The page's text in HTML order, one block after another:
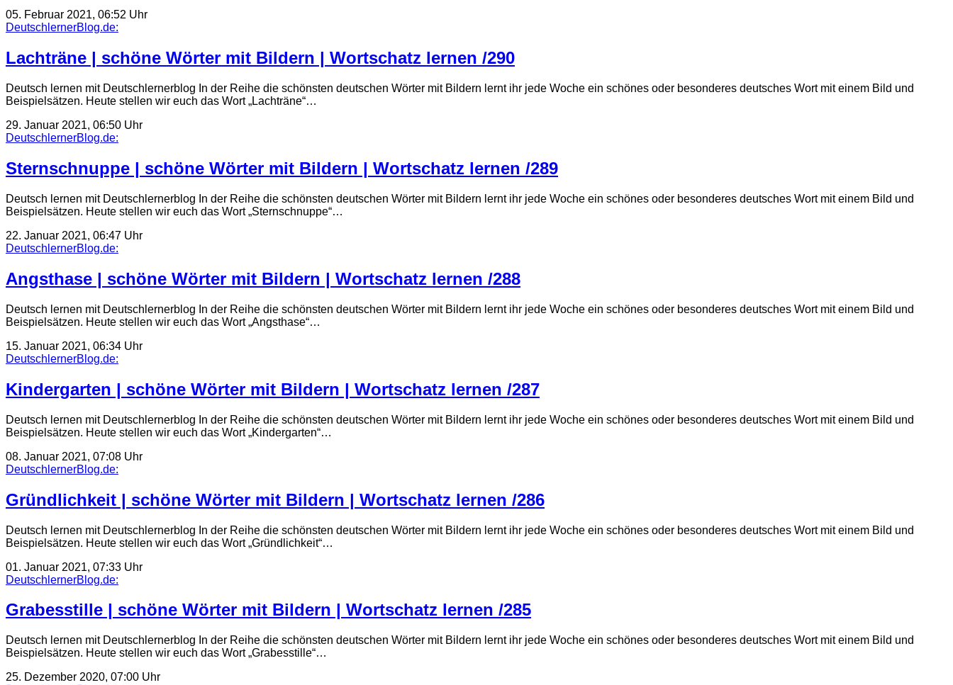
05. Februar 2021, 06:52 Uhr
DeutschlernerBlog.de:
Lachträne | schöne Wörter mit Bildern | Wortschatz lernen /290
Deutsch lernen mit Deutschlernerblog In der Reihe die schönsten deutschen Wörter mit Bildern lernt ihr jede Woche ein schönes oder besonderes deutsches Wort mit einem Bild und
Beispielsätzen. Heute stellen wir euch das Wort „Lachträne“…
29. Januar 2021, 06:50 Uhr
DeutschlernerBlog.de:
Sternschnuppe | schöne Wörter mit Bildern | Wortschatz lernen /289
Deutsch lernen mit Deutschlernerblog In der Reihe die schönsten deutschen Wörter mit Bildern lernt ihr jede Woche ein schönes oder besonderes deutsches Wort mit einem Bild und
Beispielsätzen. Heute stellen wir euch das Wort „Sternschnuppe“…
22. Januar 2021, 06:47 Uhr
DeutschlernerBlog.de:
Angsthase | schöne Wörter mit Bildern | Wortschatz lernen /288
Deutsch lernen mit Deutschlernerblog In der Reihe die schönsten deutschen Wörter mit Bildern lernt ihr jede Woche ein schönes oder besonderes deutsches Wort mit einem Bild und
Beispielsätzen. Heute stellen wir euch das Wort „Angsthase“…
15. Januar 2021, 06:34 Uhr
DeutschlernerBlog.de:
Kindergarten | schöne Wörter mit Bildern | Wortschatz lernen /287
Deutsch lernen mit Deutschlernerblog In der Reihe die schönsten deutschen Wörter mit Bildern lernt ihr jede Woche ein schönes oder besonderes deutsches Wort mit einem Bild und
Beispielsätzen. Heute stellen wir euch das Wort „Kindergarten“…
08. Januar 2021, 07:08 Uhr
DeutschlernerBlog.de:
Gründlichkeit | schöne Wörter mit Bildern | Wortschatz lernen /286
Deutsch lernen mit Deutschlernerblog In der Reihe die schönsten deutschen Wörter mit Bildern lernt ihr jede Woche ein schönes oder besonderes deutsches Wort mit einem Bild und
Beispielsätzen. Heute stellen wir euch das Wort „Gründlichkeit“…
01. Januar 2021, 07:33 Uhr
DeutschlernerBlog.de:
Grabesstille | schöne Wörter mit Bildern | Wortschatz lernen /285
Deutsch lernen mit Deutschlernerblog In der Reihe die schönsten deutschen Wörter mit Bildern lernt ihr jede Woche ein schönes oder besonderes deutsches Wort mit einem Bild und
Beispielsätzen. Heute stellen wir euch das Wort „Grabesstille“…
25. Dezember 2020, 07:00 Uhr